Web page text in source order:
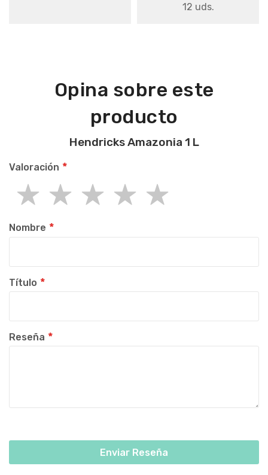
12 uds.
Opina sobre este
producto
Hendricks Amazonia 1 L
Valoración
star
stars
stars
stars
stars
Nombre
Título
Reseña
Enviar Reseña